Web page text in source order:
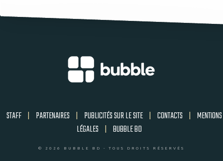
STAFF | PARTENAIRES | PUBLICITÉS SUR LE SITE | CONTACTS | MENTIONS
LÉGALES | BUBBLE BD
© 2026 BUBBLE BD - TOUS DROITS RÉSERVÉS